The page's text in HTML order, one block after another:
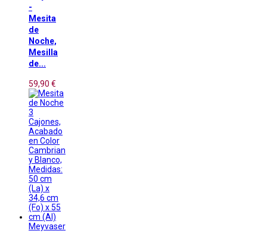
-
Mesita
de
Noche,
Mesilla
de...
59,90 €
Meyvaser